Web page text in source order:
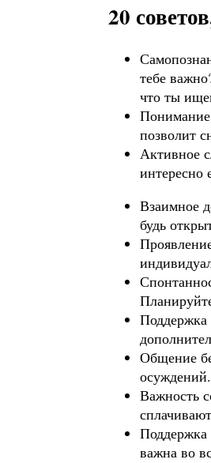
20
тебе
что ты
позволит
Активное
интересно
Взаимное
будь
Поддержка
Общение
Важность
важна во